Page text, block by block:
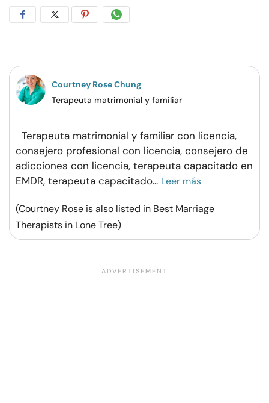
CompartirCompartirCompartirCompartir
Courtney Rose Chung
Terapeuta matrimonial y familiar
Terapeuta matrimonial y familiar con licencia,
consejero profesional con licencia, consejero de
adicciones con licencia, terapeuta capacitado en
EMDR, terapeuta capacitado... Leer más
(Courtney Rose is also listed in Best Marriage
Therapists in Lone Tree)